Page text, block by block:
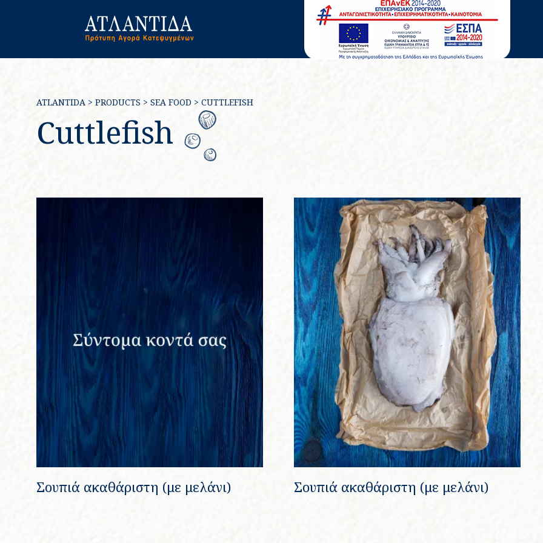
ATLANTIDA > PRODUCTS > SEA FOOD > CUTTLEFISH
Cuttlefish
Σουπιά ακαθάριστη (με μελάνι) Σουπιά ακαθάριστη (με μελάνι)